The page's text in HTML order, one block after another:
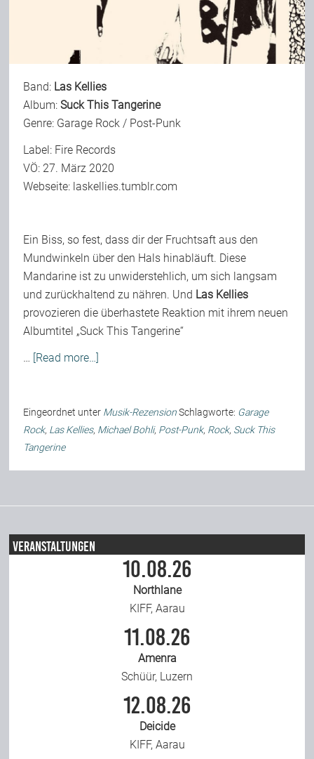
Bild-Archiv
Rezensionen
Musik
Alles andere
Backstage
Kontakt
Team
Support Us
Playlisten
Band: Las Kellies
Album:Suck This Tangerine
Genre: Garage Rock / Post-Punk
Label: Fire Records
VÖ: 27. März 2020
Webseite: laskellies.tumblr.com
Ein Biss, so fest, dass dir der Fruchtsaft aus den
Mundwinkeln über den Hals hinabläuft. Diese
Mandarine ist zu unwiderstehlich, um sich langsam
und zurückhaltend zu nähren. Und Las Kellies
provozieren die überhastete Reaktion mit ihrem neuen
Albumtitel „Suck This Tangerine“
… [Read more…]
Eingeordnet unter Musik-Rezension Schlagworte: Garage
Rock, Las Kellies, Michael Bohli, Post-Punk, Rock, Suck This
Tangerine
Veranstaltungen
10.08.26
Northlane
KIFF, Aarau
11.08.26
Amenra
Schüür, Luzern
12.08.26
Deicide
KIFF, Aarau